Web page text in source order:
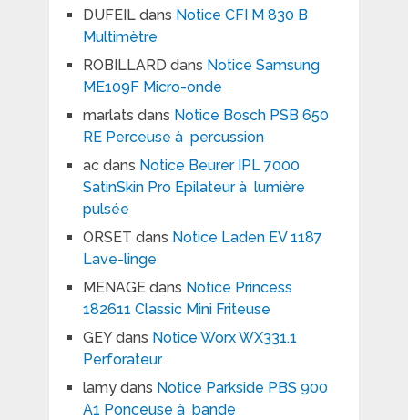
DUFEILdans Notice CFI M 830 B
Multimètre
ROBILLARD dans Notice Samsung
ME109F Micro-onde
marlats dans Notice Bosch PSB 650
RE Perceuse à percussion
acdans Notice Beurer IPL 7000
SatinSkin Pro Epilateur à lumière
pulsée
ORSET dans Notice Laden EV 1187
Lave-linge
MENAGEdans Notice Princess
182611 Classic Mini Friteuse
GEYdans Notice Worx WX331.1
Perforateur
lamydans Notice Parkside PBS 900
A1 Ponceuse à bande